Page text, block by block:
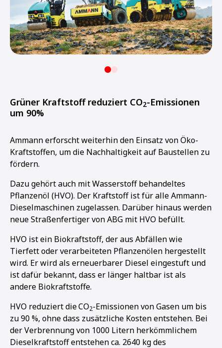
Grüner Kraftstoff reduziert CO2-Emissionen
um 90%
Ammann erforscht weiterhin den Einsatz von Öko-
Kraftstoffen, um die Nachhaltigkeit auf Baustellen zu
fördern.
Dazu gehört auch mit Wasserstoff behandeltes
Pflanzenöl (HVO). Der Kraftstoff ist für alle Ammann-
Dieselmaschinen zugelassen. Darüber hinaus werden
neue Straßenfertiger von ABG mit HVO befüllt.
HVO ist ein Biokraftstoff, der aus Abfällen wie
Tierfett oder verarbeiteten Pflanzenölen hergestellt
wird. Er wird als erneuerbarer Diesel eingestuft und
ist dafür bekannt, dass er länger haltbar ist als
andere Biokraftstoffe.
HVO reduziert dieCO2-Emissionen von Gasen um bis
zu 90 %, ohne dass zusätzliche Kosten entstehen. Bei
der Verbrennung von 1000 Litern herkömmlichem
Dieselkraftstoff entstehen ca. 2640 kg des